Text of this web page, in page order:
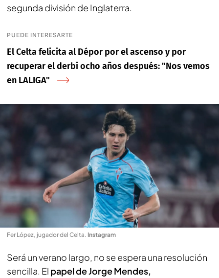
segunda división de Inglaterra.
PUEDE INTERESARTE
El Celta felicita al Dépor por el ascenso y por
recuperar el derbi ocho años después: "Nos vemos
en LALIGA"
Fer López, jugador del Celta. Instagram
Será un verano largo, no se espera una resolución
sencilla. El papel de Jorge Mendes,